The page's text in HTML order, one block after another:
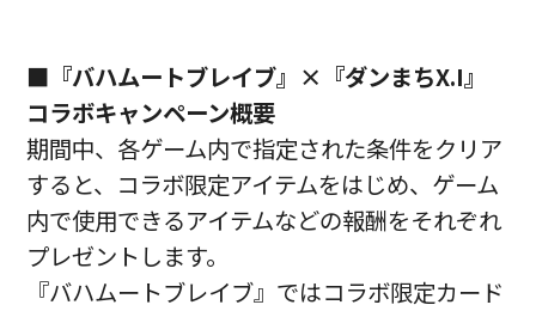
■『バハムートブレイブ』×『ダンまちX.I』
コラボキャンペーン概要
期間中、各ゲーム内で指定された条件をクリア
すると、コラボ限定アイテムをはじめ、ゲーム
内で使用できるアイテムなどの報酬をそれぞれ
プレゼントします。
『バハムートブレイブ』ではコラボ限定カード